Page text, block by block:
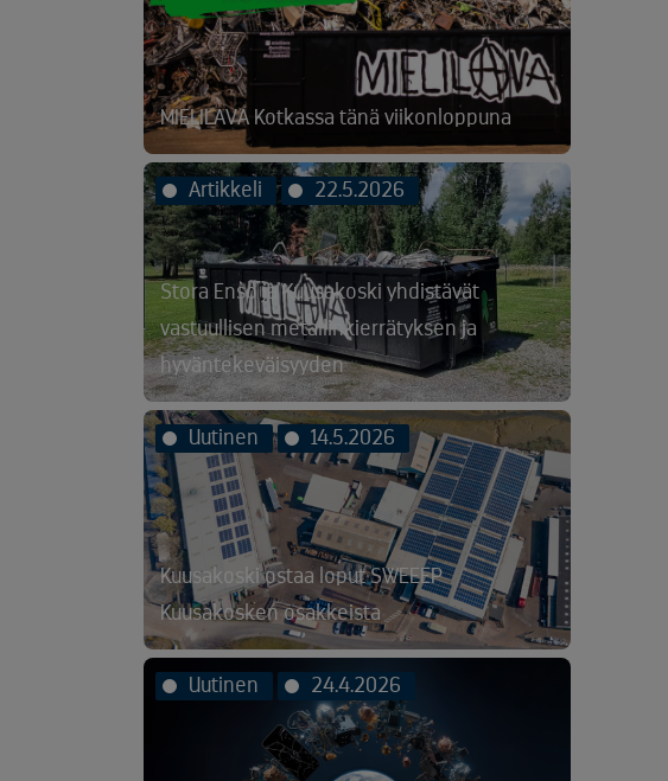
MIELILAVA Kotkassa tänä viikonloppuna
Artikkeli 22.5.2026
Stora Enso ja Kuusakoski yhdistävät
vastuullisen metallinkierrätyksen ja
hyväntekeväisyyden
Uutinen 14.5.2026
Kuusakoski ostaa loput SWEEEP
Kuusakosken osakkeista
Uutinen 24.4.2026